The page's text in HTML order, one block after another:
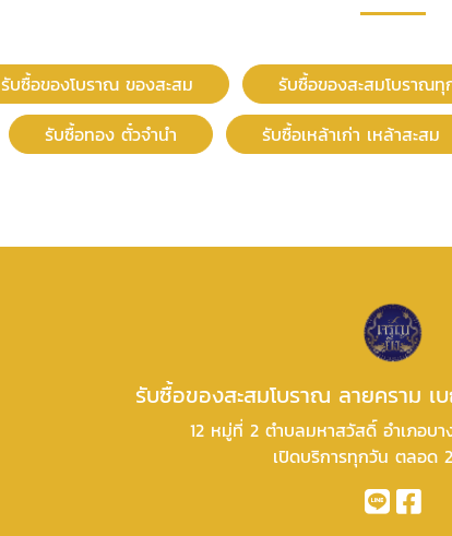
รับซื้อของโบราณ ของสะสม รับซื้อของสะสมโบราณ
รับซื้อทอง ตั๋วจำนำ รับซื้อเหล้าเก่า เหล้าสะสม
รับซื้อของสะสมโบราณ ลายคราม
12 หมู่ที่ 2 ตำบลมหาสวัสดิ์ อำเภอบา
เปิดบริการทุกวัน ตลอด